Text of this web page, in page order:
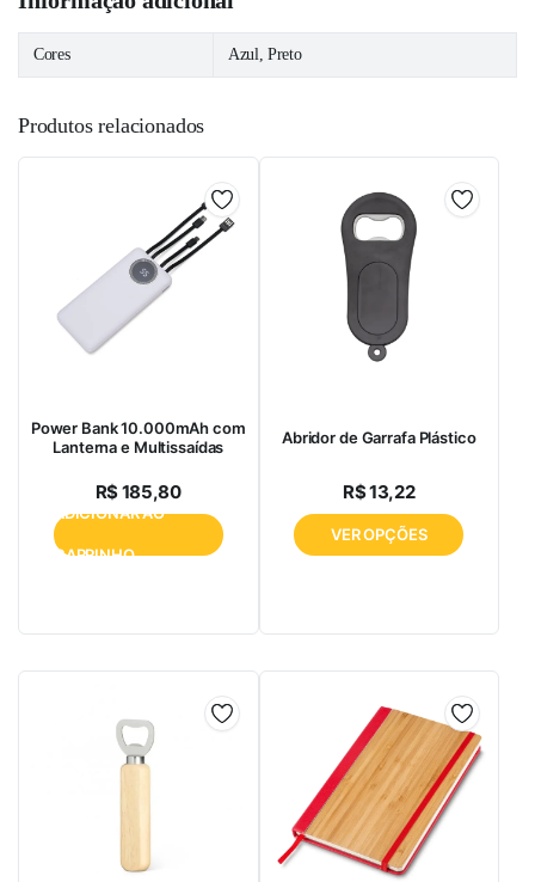
Cores Azul, Preto
Produtos relacionados
Power Bank 10.000mAh com
Lanterna e Multissaídas
R$185,80
ADICIONAR AO
CARRINHO
Abridor de Garrafa Plástico
R$13,22
VER OPÇÕES